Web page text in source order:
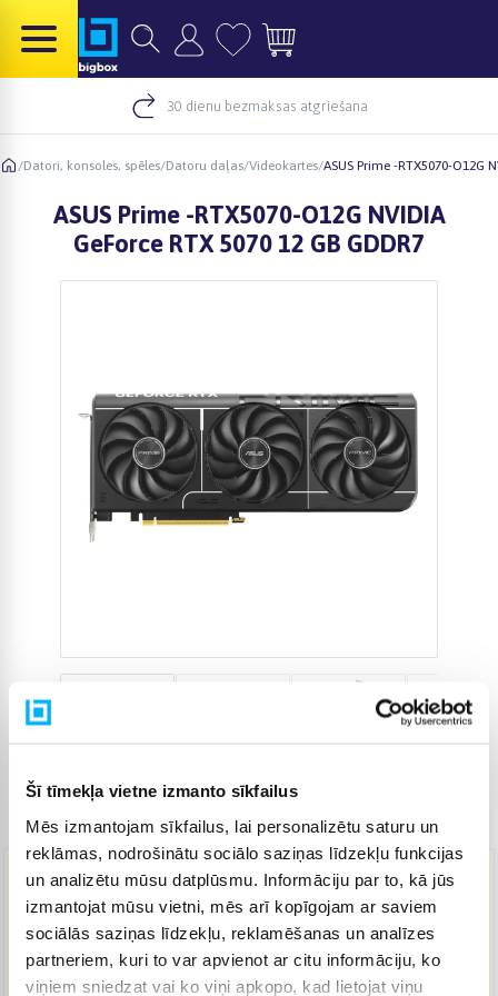
Šī tīmekļa vietne izmanto sīkfailus
Mēs izmantojam sīkfailus, lai personalizētu saturu un
reklāmas, nodrošinātu sociālo saziņas līdzekļu funkcijas
un analizētu mūsu datplūsmu. Informāciju par to, kā jūs
izmantojat mūsu vietni, mēs arī kopīgojam ar saviem
sociālās saziņas līdzekļu, reklamēšanas un analīzes
partneriem, kuri to var apvienot ar citu informāciju, ko
viņiem sniedzat vai ko viņi apkopo, kad lietojat viņu
30 dienu bezmaksas atgriešana
/Datori, konsoles, spēles/Datoru daļas/Videokartes/ASUS Prime -RTX5070-O12G
ASUS Prime -RTX5070-O12G NVIDIA
GeForce RTX 5070 12 GB GDDR7
Preces kods 4601747
637,02 €
IZPĀRDOTS